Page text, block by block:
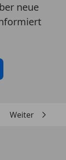
neue
Weiter